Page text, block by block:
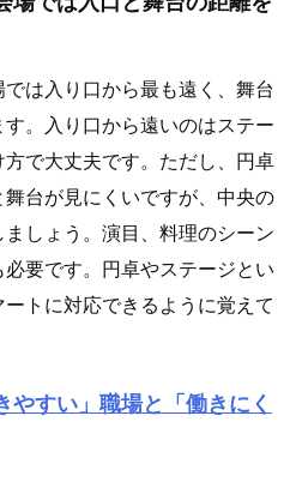
は入り口から最も遠く、舞台
。入り口から遠いのはステー
で大丈夫です。ただし、円卓
台が見にくいですが、中央の
しょう。演目、料理のシーン
要です。円卓やステージとい
トに対応できるように覚えて
やすい」職場と「働きにく